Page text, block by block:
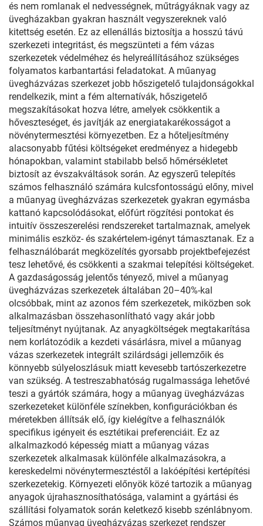
és nem romlanak el nedvességnek, műtrágyáknak vagy az
üvegházakban gyakran használt vegyszereknek való
kitettség esetén. Ez az ellenállás biztosítja a hosszú távú
szerkezeti integritást, és megszünteti a fém vázas
szerkezetek védelméhez és helyreállításához szükséges
folyamatos karbantartási feladatokat. A műanyag
üvegházvázas szerkezet jobb hőszigetelő tulajdonságokkal
rendelkezik, mint a fém alternatívák, hőszigetelő
megszakításokat hozva létre, amelyek csökkentik a
hőveszteséget, és javítják az energiatakarékosságot a
növénytermesztési környezetben. Ez a hőteljesítmény
alacsonyabb fűtési költségeket eredményez a hidegebb
hónapokban, valamint stabilabb belső hőmérsékletet
biztosít az évszakváltások során. Az egyszerű telepítés
számos felhasználó számára kulcsfontosságú előny, mivel
a műanyag üvegházvázas szerkezetek gyakran egymásba
kattanó kapcsolódásokat, előfúrt rögzítési pontokat és
intuitív összeszerelési rendszereket tartalmaznak, amelyek
minimális eszköz- és szakértelem-igényt támasztanak. Ez a
felhasználóbarát megközelítés gyorsabb projektbefejezést
tesz lehetővé, és csökkenti a szakmai telepítési költségeket.
A gazdaságosság jelentős tényező, mivel a műanyag
üvegházvázas szerkezetek általában 20–40%-kal
olcsóbbak, mint az azonos fém szerkezetek, miközben sok
alkalmazásban összehasonlítható vagy akár jobb
teljesítményt nyújtanak. Az anyagköltségek megtakarítása
nem korlátozódik a kezdeti vásárlásra, mivel a műanyag
vázas szerkezetek integrált szilárdsági jellemzőik és
könnyebb súlyeloszlásuk miatt kevesebb tartószerkezetre
van szükség. A testreszabhatóság rugalmassága lehetővé
teszi a gyártók számára, hogy a műanyag üvegházvázas
szerkezeteket különféle színekben, konfigurációkban és
méretekben állítsák elő, így kielégítve a felhasználók
specifikus igényeit és esztétikai preferenciáit. Ez az
alkalmazkodó képesség miatt a műanyag vázas
szerkezetek alkalmasak különféle alkalmazásokra, a
kereskedelmi növénytermesztéstől a lakóépítési kertépítési
szerkezetekig. Környezeti előnyök közé tartozik a műanyag
anyagok újrahasznosíthatósága, valamint a gyártási és
szállítási folyamatok során keletkező kisebb szénlábnyom.
Számos műanyag üvegházvázas szerkezet rendszer